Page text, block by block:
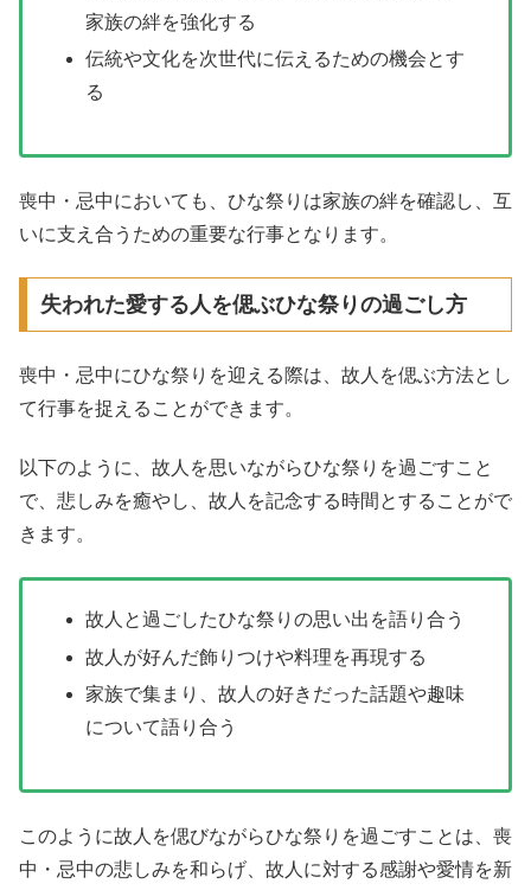
家族の絆を強化する
伝統や文化を次世代に伝えるための機会とす
る
喪中・忌中においても、ひな祭りは家族の絆を確認し、互
いに支え合うための重要な行事となります。
失われた愛する人を偲ぶひな祭りの過ごし方
喪中・忌中にひな祭りを迎える際は、故人を偲ぶ方法とし
て行事を捉えることができます。
以下のように、故人を思いながらひな祭りを過ごすこと
で、悲しみを癒やし、故人を記念する時間とすることがで
きます。
故人と過ごしたひな祭りの思い出を語り合う
故人が好んだ飾りつけや料理を再現する
家族で集まり、故人の好きだった話題や趣味
について語り合う
このように故人を偲びながらひな祭りを過ごすことは、喪
中・忌中の悲しみを和らげ、故人に対する感謝や愛情を新